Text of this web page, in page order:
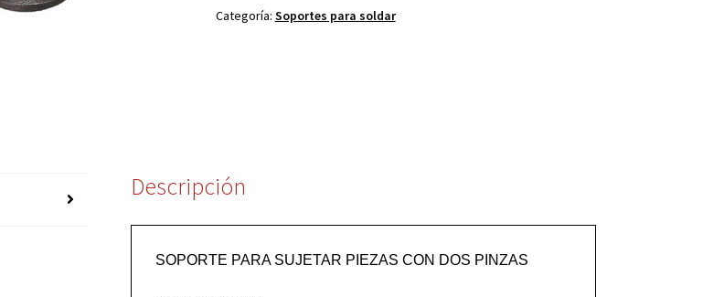
Categoría: Soportes para soldar
Descripción
SOPORTE PARA SUJETAR PIEZAS CON DOS PINZAS